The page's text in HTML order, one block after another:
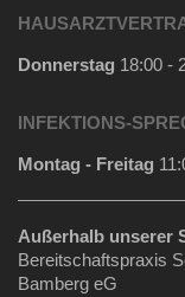
Donnerstag 18:00 -
INFEKTIONS-
Montag - Freitag
Außerhalb unserer
Bereitschaftspraxis
Bamberg eG